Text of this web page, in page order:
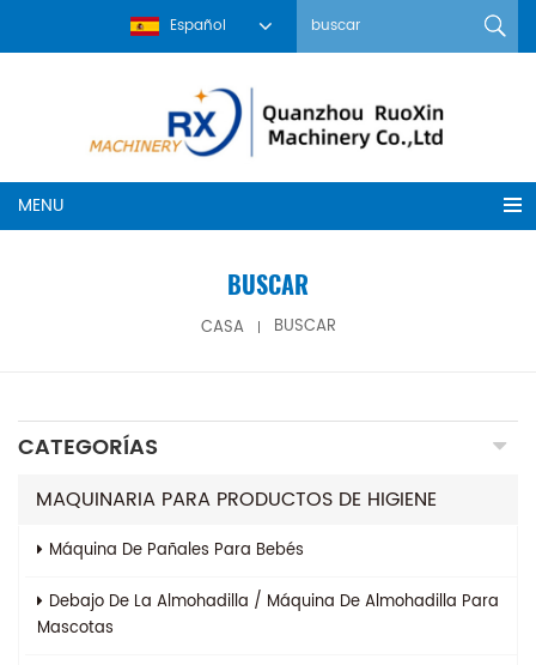
Español
MENU
BUSCAR
CASA BUSCAR
CATEGORÍAS
MAQUINARIA PARA PRODUCTOS DE HIGIENE
Máquina De Pañales Para Bebés
Debajo De La Almohadilla / Máquina De Almohadilla Para
Mascotas